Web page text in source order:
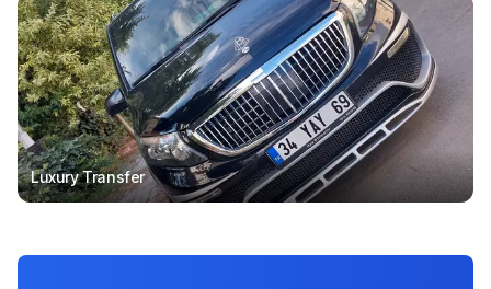
Luxury Transfer